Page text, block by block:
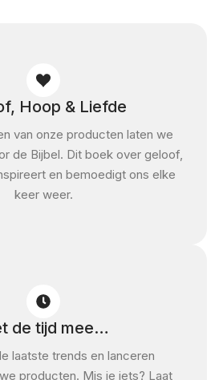
Hoop & Liefde
van onze producten laten we
de Bijbel. Dit boek over geloof,
en bemoedigt ons elke
keer weer.
de tijd mee…
laatste trends en lanceren
producten. Mis je iets? Laat